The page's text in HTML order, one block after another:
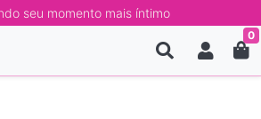
seu momento mais íntimo
0